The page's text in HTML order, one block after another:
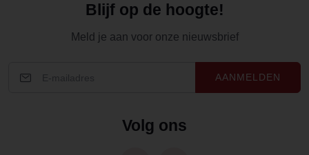
Blijf op de hoogte!
Meld je aan voor onze nieuwsbrief
AANMELDEN
Volg ons